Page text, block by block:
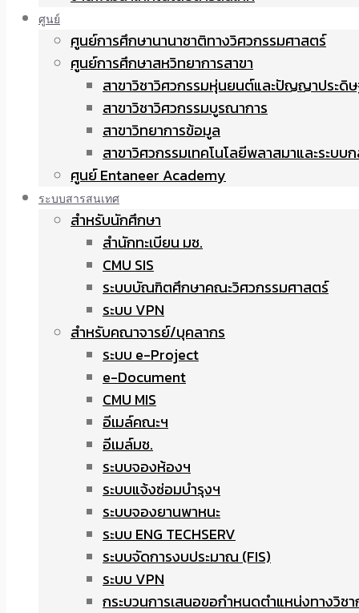
ศูนย์
ศูนย์การศึกษานานาชาติทางวิศวกรรมศาสตร์
ศูนย์การศึกษาสหวิทยาการสาขา
สาขาวิชาวิศวกรรมหุ่นยนต์และปัญญาประดิ
สาขาวิชาวิศวกรรมบูรณาการ
สาขาวิทยาการข้อมูล
สาขาวิศวกรรมเทคโนโลยีพลาสมาและระบบ
ศูนย์ Entaneer Academy
ระบบสารสนเทศ
สำหรับนักศึกษา
สำนักทะเบียน มช.
CMU SIS
ระบบบัณฑิตศึกษาคณะวิศวกรรมศาสตร์
ระบบ VPN
สำหรับคณาจารย์/บุคลากร
ระบบ e-Project
e-Document
CMU MIS
อีเมล์คณะฯ
อีเมล์มช.
ระบบจองห้องฯ
ระบบแจ้งซ่อมบำรุงฯ
ระบบจองยานพาหนะ
ระบบ ENG TECHSERV
ระบบจัดการงบประมาณ (FIS)
ระบบ VPN
กระบวนการเสนอขอกำหนดตำแหน่งทางวิช